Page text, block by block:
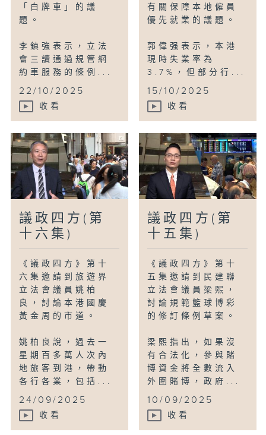
「白牌車」的議
題。
李鎮強表示，立法
會三讀通過規管網
約車服務的條例...
22/10/2025
收看
有關保障本地僱員
優先就業的議題。
郭偉强表示，本港
現時失業率為
3.7%，但部分行...
15/10/2025
收看
議政四方(第
十六集)
《議政四方》第十
六集邀請到旅遊界
立法會議員姚柏
良，討論本港國慶
黃金周的市道。
姚柏良說，過去一
星期百多萬人次內
地旅客到港，帶動
各行各業，包括...
24/09/2025
收看
議政四方(第
十五集)
《議政四方》第十
五集邀請到民建聯
立法會議員梁熙，
討論規範籃球博彩
的修訂條例草案。
梁熙指出，如果沒
有合法化，參與賭
博資金將全數流入
外圍賭博，政府...
10/09/2025
收看